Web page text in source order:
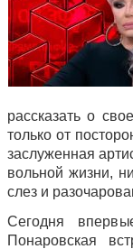
рассказать о
только от
заслуженная
вольной жизни,
слез и
Сегодня
Понаровская